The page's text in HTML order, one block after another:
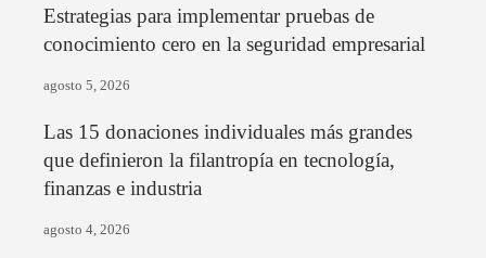
Estrategias para implementar pruebas de
conocimiento cero en la seguridad empresarial
agosto 5, 2026
Las 15 donaciones individuales más grandes
que definieron la filantropía en tecnología,
finanzas e industria
agosto 4, 2026